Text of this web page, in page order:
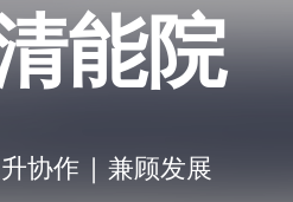
能院
协作 | 兼顾发展